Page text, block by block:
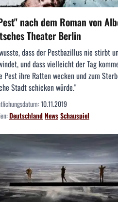
nach dem Roman von
Theater Berlin
dass der Pestbazillus nie stirbt
und dass vielleicht der Tag
Pest ihre Ratten wecken und zum
Stadt schicken würde."
10.11.2019
DeutschlandNewsSchauspiel